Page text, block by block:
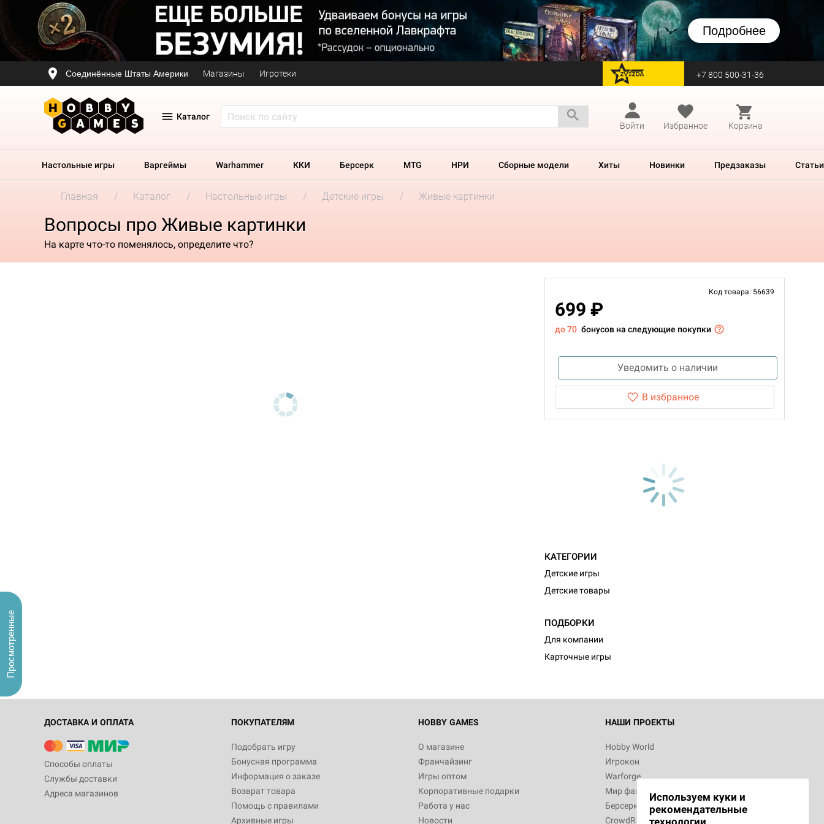
Подробнее
Соединённые Штаты Америки Магазины Игротеки перейти на Zvezda +7 800 500-31-36
Каталог
Войти
Избранное Корзина
Настольные игры Варгеймы Warhammer ККИ Берсерк MTG НРИ Сборные модели Хиты Новинки Предзаказы Статьи
Главная Каталог Настольные игры Детские игры Живые картинки
Вопросы про Живые картинки
На карте что-то поменялось, определите что?
Код товара: 56639
699 ₽
до 70 бонусов на следующие покупки
Уведомить о наличии
В избранное
КАТЕГОРИИ
Детские игры
Детские товары
ПОДБОРКИ
Для компании
Карточные игры
ДОСТАВКА И ОПЛАТА
Способы оплаты
Службы доставки
Адреса магазинов
ПОКУПАТЕЛЯМ
Подобрать игру
Бонусная программа
Информация о заказе
Возврат товара
Помощь с правилами
Архивные игры
HOBBY GAMES
О магазине
Франчайзинг
Игры оптом
Корпоративные подарки
Работа у нас
Новости
НАШИ ПРОЕКТЫ
Hobby World
Игрокон
Warforge
Мир фантастики
Берсерк
CrowdRepublic
Используем куки и
рекомендательные
технологии
Просмотренные
Белая смерть
12 990
Настольная игра Hobby World Ужас
3 490